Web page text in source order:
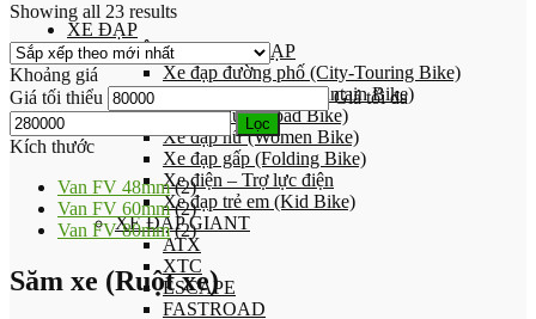
XE ĐẠP
PHÂN LOẠI XE ĐẠP
Xe đạp đường phố (City-Touring Bike)
Xe đạp địa hình (Mountain Bike)
Xe đạp đua (Road Bike)
Xe đạp nữ (Women Bike)
Xe đạp gấp (Folding Bike)
Xe điện – Trợ lực điện
Xe đạp trẻ em (Kid Bike)
XE ĐẠP GIANT
ATX
XTC
ESCAPE
FASTROAD
Showing all 23 results
Khoảng giá
Giá tối thiểu
Giá tối đa
Lọc
Kích thước
Van FV 48mm (2)
Van FV 60mm (2)
Van FV 80mm (2)
Săm xe (Ruột xe)